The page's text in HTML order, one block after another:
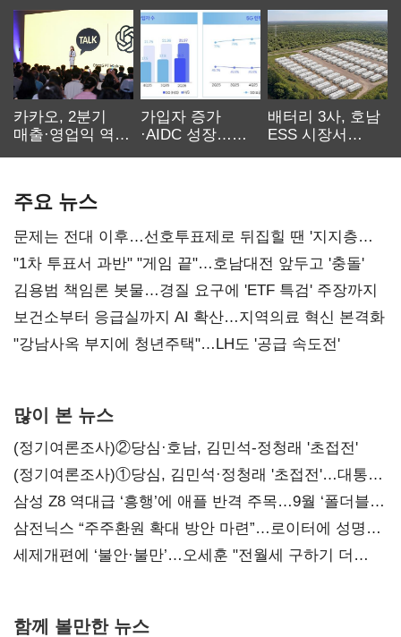
카카오, 2분기
매출·영업익 역대
가입자 증가
·AIDC 성장…
배터리 3사, 호남
ESS 시장서
주요 뉴스
문제는 전대 이후…선호투표제로 뒤집힐 땐 '지지층
불복'
"1차 투표서 과반" "게임 끝"…호남대전 앞두고 '충돌'
김용범 책임론 봇물…경질 요구에 'ETF 특검' 주장까지
보건소부터 응급실까지 AI 확산…지역의료 혁신 본격화
"강남사옥 부지에 청년주택"…LH도 '공급 속도전'
많이 본 뉴스
(정기여론조사)②당심·호남, 김민석-정청래 '초접전'
(정기여론조사)①당심, 김민석·정청래 '초접전'…대통령
지지도 '50% 아래로'(종합)
삼성 Z8 역대급 ‘흥행’에 애플 반격 주목…9월 ‘폴더블
대전’
삼전닉스 “주주환원 확대 방안 마련”…로이터에 성명
보내
세제개편에 ‘불안·불만’…오세훈 "전월세 구하기 더
함께 볼만한 뉴스